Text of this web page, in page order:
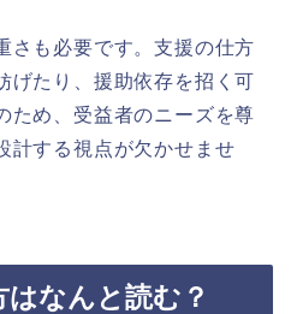
さも必要です。支援の仕方
げたり、援助依存を招く可
ため、受益者のニーズを尊
計する視点が欠かせませ
はなんと読む？